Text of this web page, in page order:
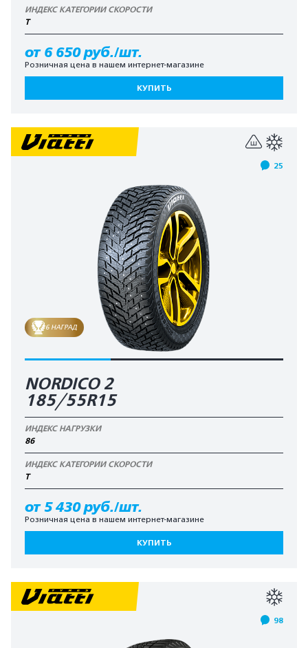
ИНДЕКС КАТЕГОРИИ СКОРОСТИ
T
от 6 650 руб./шт.
Розничная цена в нашем интернет-магазине
КУПИТЬ
25
6 НАГРАД
NORDICO 2
185/55R15
ИНДЕКС НАГРУЗКИ
86
ИНДЕКС КАТЕГОРИИ СКОРОСТИ
T
от 5 430 руб./шт.
Розничная цена в нашем интернет-магазине
КУПИТЬ
98